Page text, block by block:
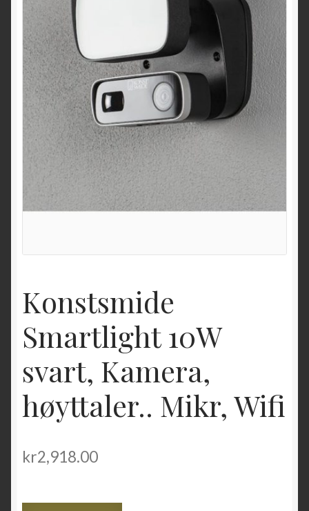
Konstsmide
Smartlight 10W
svart, Kamera,
høyttaler.. Mikr, Wifi
kr2,918.00